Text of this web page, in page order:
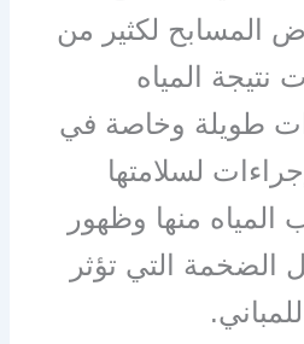
المسابح لكثير من
نتيجة المياه
طويلة وخاصة في
لسلامتها
منها وظهور
الضخمة التي تؤثر